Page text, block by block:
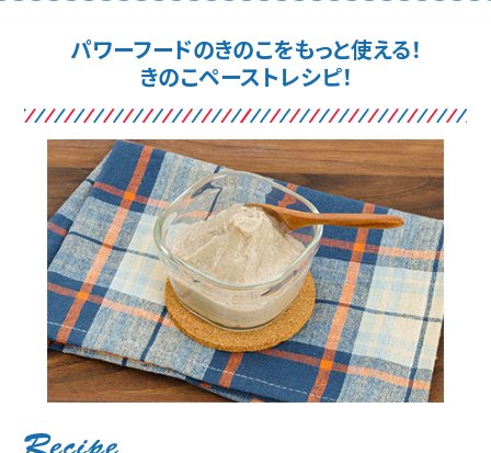
パワーフードのきのこをもっと使える！
きのこペーストレシピ！